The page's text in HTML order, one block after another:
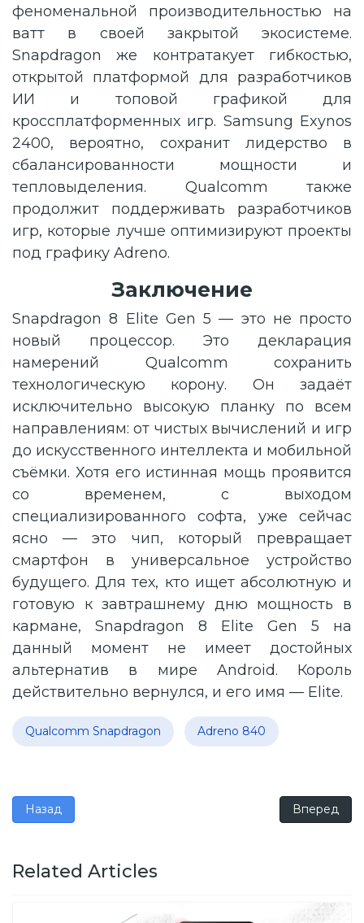
феноменальной производительностью на
ватт в своей закрытой экосистеме.
Snapdragon же контратакует гибкостью,
открытой платформой для разработчиков
ИИ и топовой графикой для
кроссплатформенных игр. Samsung Exynos
2400, вероятно, сохранит лидерство в
сбалансированности мощности и
тепловыделения. Qualcomm также
продолжит поддерживать разработчиков
игр, которые лучше оптимизируют проекты
под графику Adreno.
Заключение
Snapdragon 8 Elite Gen 5 — это не просто
новый процессор. Это декларация
намерений Qualcomm сохранить
технологическую корону. Он задаёт
исключительно высокую планку по всем
направлениям: от чистых вычислений и игр
до искусственного интеллекта и мобильной
съёмки. Хотя его истинная мощь проявится
со временем, с выходом
специализированного софта, уже сейчас
ясно — это чип, который превращает
смартфон в универсальное устройство
будущего. Для тех, кто ищет абсолютную и
готовую к завтрашнему дню мощность в
кармане, Snapdragon 8 Elite Gen 5 на
данный момент не имеет достойных
альтернатив в мире Android. Король
действительно вернулся, и его имя — Elite.
Qualcomm Snapdragon Adreno 840
Предыдущий: Обзор и тестирование процессора
Назад Вперед
Related Articles